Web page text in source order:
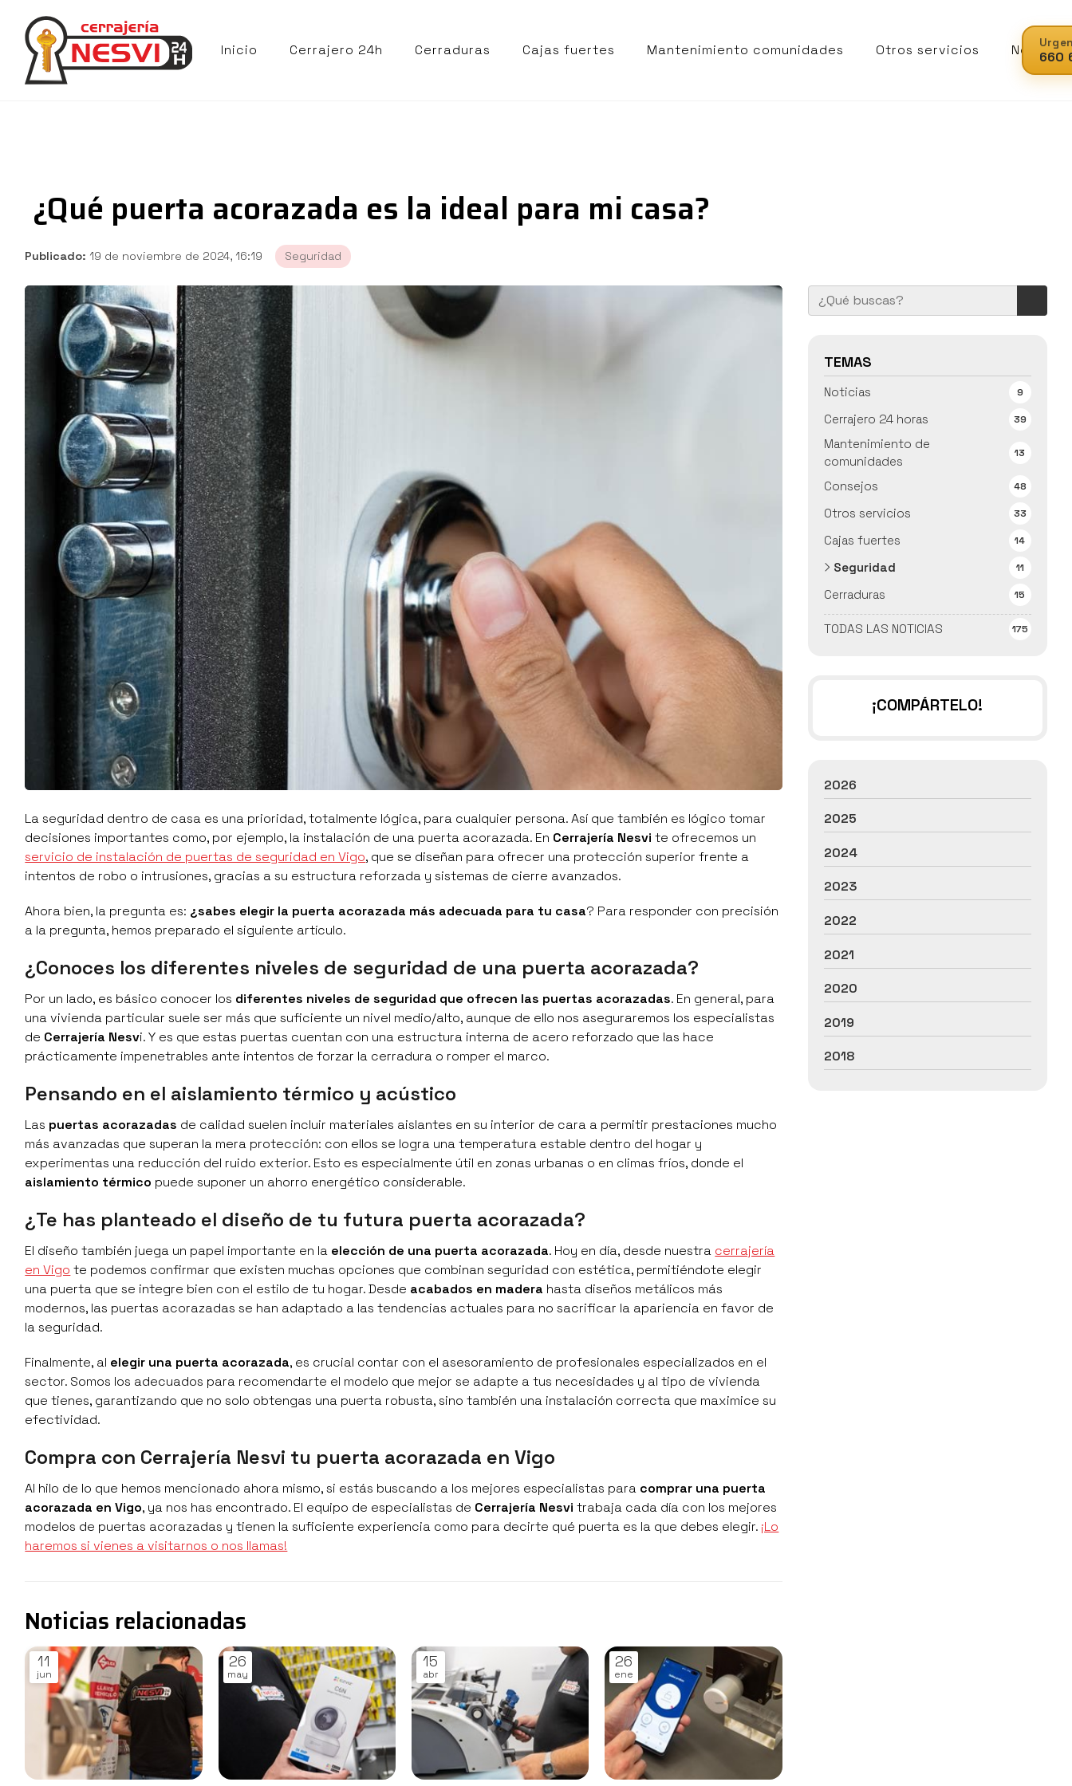
Inicio Cerrajero 24h Cerraduras Cajas fuertes Mantenimiento comunidades Otros servicios Noticias
660
¿Qué puerta acorazada es la ideal para mi casa?
Publicado: 19 de noviembre de 2024, 16:19 Seguridad
TEMAS
TODAS LAS NOTICIAS 175
Noticias 9
Cerrajero 24 horas 39
Mantenimiento de
comunidades
13
Consejos 48
Otros servicios 33
Cajas fuertes 14
Seguridad 11
Cerraduras 15
La seguridad dentro de casa es una prioridad, totalmente lógica, para cualquier persona. Así que también es lógico tomar
decisiones importantes como, por ejemplo, la instalación de una puerta acorazada. En Cerrajería Nesvi te ofrecemos un
servicio de instalación de puertas de seguridad en Vigo, que se diseñan para ofrecer una protección superior frente a
intentos de robo o intrusiones, gracias a su estructura reforzada y sistemas de cierre avanzados.
Ahora bien, la pregunta es: ¿sabes elegir la puerta acorazada más adecuada para tu casa? Para responder con precisión
a la pregunta, hemos preparado el siguiente artículo.
¿Conoces los diferentes niveles de seguridad de una puerta acorazada?
Por un lado, es básico conocer los diferentes niveles de seguridad que ofrecen las puertas acorazadas. En general, para
una vivienda particular suele ser más que suficiente un nivel medio/alto, aunque de ello nos aseguraremos los especialistas
de Cerrajería Nesvi. Y es que estas puertas cuentan con una estructura interna de acero reforzado que las hace
prácticamente impenetrables ante intentos de forzar la cerradura o romper el marco.
Pensando en el aislamiento térmico y acústico
Las puertas acorazadas de calidad suelen incluir materiales aislantes en su interior de cara a permitir prestaciones mucho
más avanzadas que superan la mera protección: con ellos se logra una temperatura estable dentro del hogar y
experimentas una reducción del ruido exterior. Esto es especialmente útil en zonas urbanas o en climas fríos, donde el
aislamiento térmico puede suponer un ahorro energético considerable.
¿Te has planteado el diseño de tu futura puerta acorazada?
El diseño también juega un papel importante en la elección de una puerta acorazada. Hoy en día, desde nuestra cerrajería
en Vigo te podemos confirmar que existen muchas opciones que combinan seguridad con estética, permitiéndote elegir
una puerta que se integre bien con el estilo de tu hogar. Desde acabados en madera hasta diseños metálicos más
modernos, las puertas acorazadas se han adaptado a las tendencias actuales para no sacrificar la apariencia en favor de
la seguridad.
Finalmente, al elegir una puerta acorazada, es crucial contar con el asesoramiento de profesionales especializados en el
sector. Somos los adecuados para recomendarte el modelo que mejor se adapte a tus necesidades y al tipo de vivienda
que tienes, garantizando que no solo obtengas una puerta robusta, sino también una instalación correcta que maximice su
efectividad.
Compra con Cerrajería Nesvi tu puerta acorazada en Vigo
Al hilo de lo que hemos mencionado ahora mismo, si estás buscando a los mejores especialistas para comprar una puerta
acorazada en Vigo, ya nos has encontrado. El equipo de especialistas de Cerrajería Nesvi trabaja cada día con los mejores
modelos de puertas acorazadas y tienen la suficiente experiencia como para decirte qué puerta es la que debes elegir. ¡Lo
haremos si vienes a visitarnos o nos llamas!
Noticias relacionadas
11
jun
26
may
15
abr
26
ene
¡COMPÁRTELO!
2026
2025
2024
2023
2022
2021
2020
2019
2018